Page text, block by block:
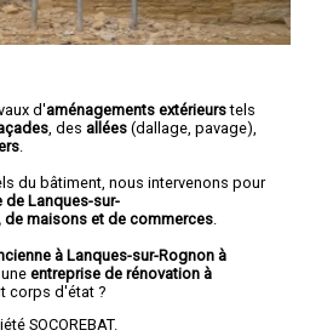
d'aménagements extérieurstels
, des allées (dallage, pavage),
du bâtiment, nous intervenons pour
Lanques-sur-
maisons et de commerces
à Lanques-sur-Rognon à
entreprise de rénovation à
corps d'état ?
SOCOREBAT.